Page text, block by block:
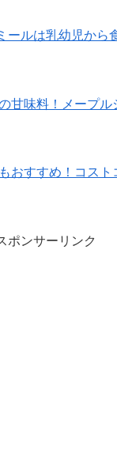
ールは乳幼児から
甘味料！メープル
おすすめ！コスト
ポンサーリンク